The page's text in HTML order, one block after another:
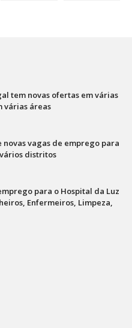
tem novas ofertas em várias
várias áreas
novas vagas de emprego para
distritos
para o Hospital da Luz
Enfermeiros, Limpeza,